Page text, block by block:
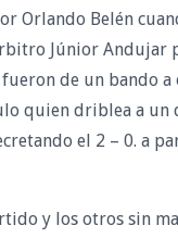
Orlando Belén
Júnior Andujar
de un bando
quien driblea a un
el 2 – 0. a
y los otros sin